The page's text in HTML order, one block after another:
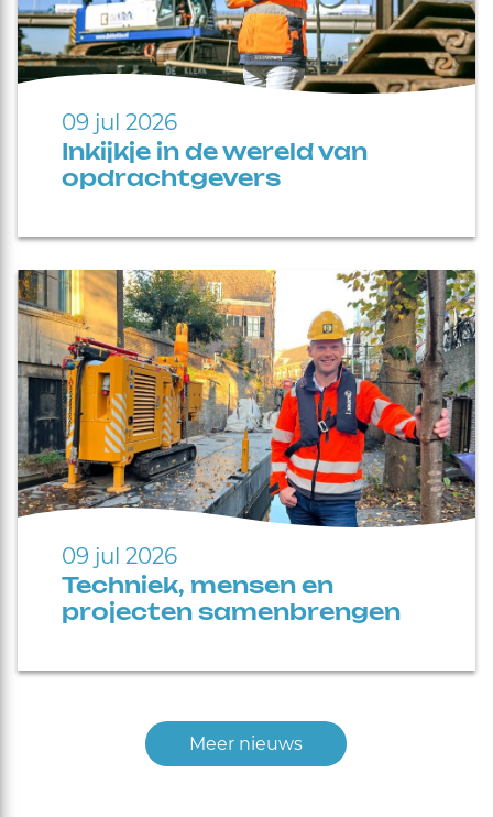
09 jul 2026
Inkijkje in de wereld van
opdrachtgevers
09 jul 2026
Techniek, mensen en
projecten samenbrengen
Meer nieuws